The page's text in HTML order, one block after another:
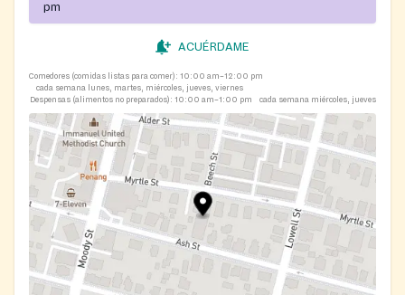
pm
ACUÉRDAME
Comedores (comidas listas para comer): 10:00 am–12:00 pm
cada semana lunes, martes, miércoles, jueves, viernes
Despensas (alimentos no preparados): 10:00 am–1:00 pm cada semana miércoles, jueves